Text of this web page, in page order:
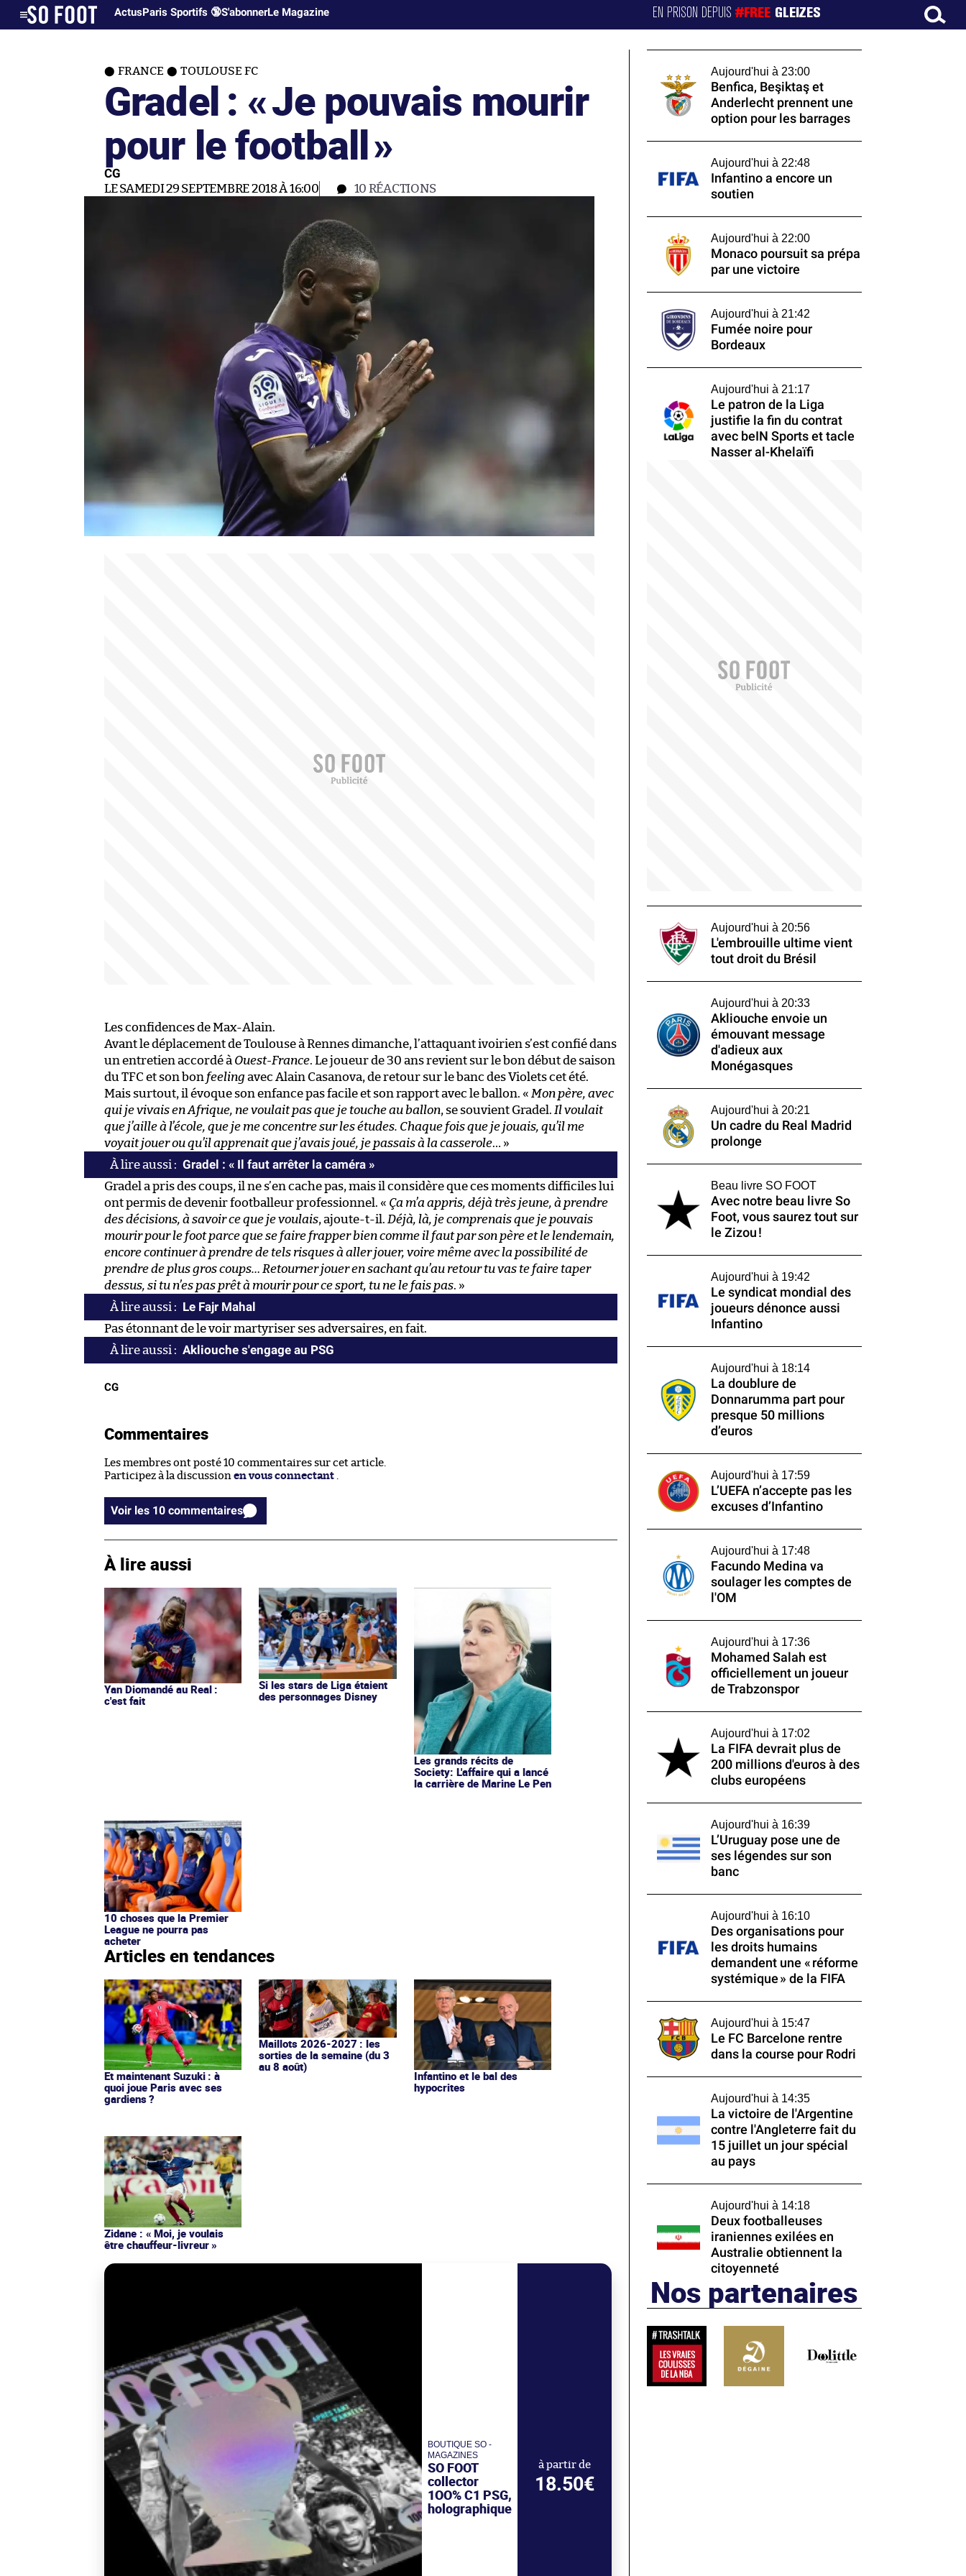
ActusParis Sportifs 🔞S'abonnerLe Magazine EN PRISON DEPUIS#FREE GLEIZES
FRANCE TOULOUSE FC
Gradel : «Je pouvais mourir
pour le football»
CG
LE SAMEDI 29 SEPTEMBRE 2018 À 16:00 10 RÉACTIONS
Les confidences de Max-Alain.
Avant le déplacement de Toulouse à Rennes dimanche, l’attaquant ivoirien s’est confié dans
un entretien accordé à Ouest-France. Le joueur de 30 ans revient sur le bon début de saison
du TFC et son bon feeling avec Alain Casanova, de retour sur le banc des Violets cet été.
Mais surtout, il évoque son enfance pas facile et son rapport avec le ballon. « Mon père, avec
qui je vivais en Afrique, ne voulait pas que je touche au ballon, se souvient Gradel. Il voulait
que j’aille à l’école, que je me concentre sur les études. Chaque fois que je jouais, qu’il me
voyait jouer ou qu’il apprenait que j’avais joué, je passais à la casserole… »
Gradel : « Il faut arrêter la caméra »
Gradel a pris des coups, il ne s’en cache pas, mais il considère que ces moments difficiles lui
ont permis de devenir footballeur professionnel. « Ça m’a appris, déjà très jeune, à prendre
des décisions, à savoir ce que je voulais, ajoute-t-il. Déjà, là, je comprenais que je pouvais
mourir pour le foot parce que se faire frapper bien comme il faut par son père et le lendemain,
encore continuer à prendre de tels risques à aller jouer, voire même avec la possibilité de
prendre de plus gros coups… Retourner jouer en sachant qu’au retour tu vas te faire taper
dessus, si tu n’es pas prêt à mourir pour ce sport, tu ne le fais pas. »
Le Fajr Mahal
Pas étonnant de le voir martyriser ses adversaires, en fait.
Akliouche s'engage au PSG
CG
Commentaires
Les membres ont posté 10 commentaires sur cet article.
Participez à la discussion en vous connectant .
Voir les 10 commentaires
À lire aussi
Yan Diomandé au Real :
c'est fait
Si les stars de Liga étaient
des personnages Disney
Les grands récits de
Society: L'affaire qui a lancé
la carrière de Marine Le Pen
10 choses que la Premier
League ne pourra pas
acheter
Articles en tendances
Et maintenant Suzuki : à
quoi joue Paris avec ses
gardiens ?
Maillots 2026-2027 : les
sorties de la semaine (du 3
au 8 août)
Infantino et le bal des
hypocrites
Zidane : « Moi, je voulais
être chauffeur-livreur »
BOUTIQUE SO -
MAGAZINES
SO FOOT
collector
1OO% C1 PSG,
holographique
à partir de
18.50€
Aujourd'hui à 23:00
Benfica, Beşiktaş et
Anderlecht prennent une
option pour les barrages
Aujourd'hui à 22:48
Infantino a encore un
soutien
Aujourd'hui à 22:00
Monaco poursuit sa prépa
par une victoire
Aujourd'hui à 21:42
Fumée noire pour
Bordeaux
Aujourd'hui à 21:17
Le patron de la Liga
justifie la fin du contrat
avec beIN Sports et tacle
Nasser al-Khelaïfi
Aujourd'hui à 20:56
L'embrouille ultime vient
tout droit du Brésil
Aujourd'hui à 20:33
Akliouche envoie un
émouvant message
d'adieux aux
Monégasques
Aujourd'hui à 20:21
Un cadre du Real Madrid
prolonge
Beau livre SO FOOT
Avec notre beau livre So
Foot, vous saurez tout sur
le Zizou !
Aujourd'hui à 19:42
Le syndicat mondial des
joueurs dénonce aussi
Infantino
Aujourd'hui à 18:14
La doublure de
Donnarumma part pour
presque 50 millions
d’euros
Aujourd'hui à 17:59
L’UEFA n’accepte pas les
excuses d’Infantino
Aujourd'hui à 17:48
Facundo Medina va
soulager les comptes de
l'OM
Aujourd'hui à 17:36
Mohamed Salah est
officiellement un joueur
de Trabzonspor
Aujourd'hui à 17:02
La FIFA devrait plus de
200 millions d'euros à des
clubs européens
Aujourd'hui à 16:39
L’Uruguay pose une de
ses légendes sur son
banc
Aujourd'hui à 16:10
Des organisations pour
les droits humains
demandent une « réforme
systémique » de la FIFA
Aujourd'hui à 15:47
Le FC Barcelone rentre
dans la course pour Rodri
Aujourd'hui à 14:35
La victoire de l'Argentine
contre l'Angleterre fait du
15 juillet un jour spécial
au pays
Aujourd'hui à 14:18
Deux footballeuses
iraniennes exilées en
Australie obtiennent la
citoyenneté
Nos partenaires